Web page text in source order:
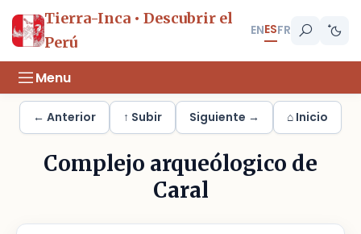
Tierra-Inca • Descubrir el
Perú
ENESFR
Menu
← Anterior ↑ Subir Siguiente → ⌂ Inicio
Complejo arqueólogico de
Caral